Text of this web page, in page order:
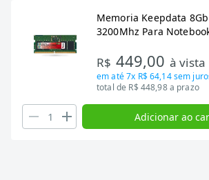
Memoria Keepdata
3200Mhz Para
R$ 449,00 à vista
em até7x R$ 64,14sem
total de R$ 448,98 a prazo
Adicionar ao